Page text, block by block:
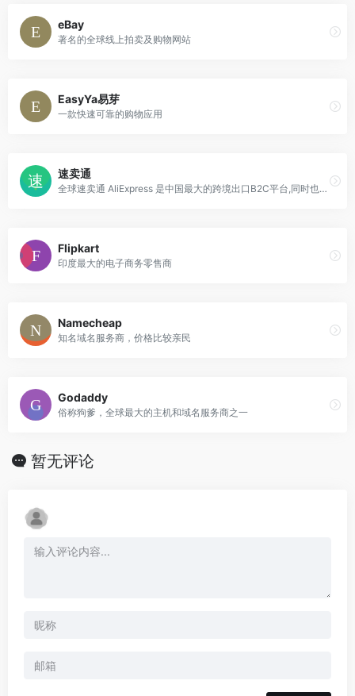
eBay
著名的全球线上拍卖及购物网站
EasyYa易芽
一款快速可靠的购物应用
速卖通
全球速卖通 AliExpress 是中国最大的跨境出口B2C平台,同时也是在俄罗斯、西班牙排名第一的电商网站
Flipkart
印度最大的电子商务零售商
Namecheap
知名域名服务商，价格比较亲民
Godaddy
俗称狗爹，全球最大的主机和域名服务商之一
暂无评论